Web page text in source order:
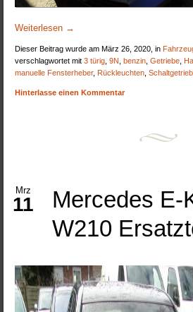
Weiterlesen →
Dieser Beitrag wurde am März 26, 2020, in
verschlagwortet mit3 türig ,9N ,benzin ,Getriebe
manuelle Fensterheber, Rückleuchten ,
Hinterlasse einen Kommentar
Mercedes E-
W210
Mrz
11